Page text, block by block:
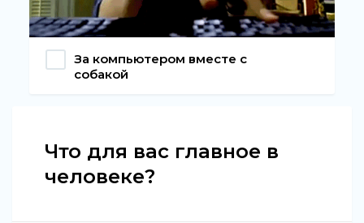
За компьютером вместе с
собакой
Что для вас главное в
человеке?